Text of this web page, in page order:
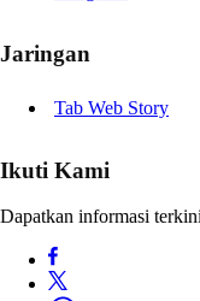
Jaringan
Tab Web Story
Ikuti Kami
Dapatkan informasi